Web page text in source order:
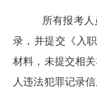
所有报考
录，并提交《入
材料，未提交相
人违法犯罪记录